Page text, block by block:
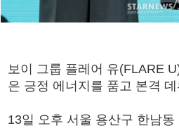
보이 그룹 플레어 유(FLARE
은 긍정 에너지를 품고 본격
13일 오후 서울 용산구 한남